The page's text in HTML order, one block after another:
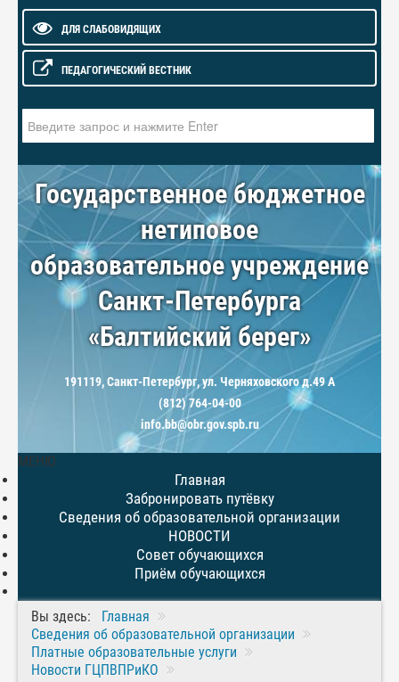
ДЛЯ СЛАБОВИДЯЩИХ
ПЕДАГОГИЧЕСКИЙ ВЕСТНИК
Государственное бюджетное
нетиповое
образовательное учреждение
Санкт-Петербурга
«Балтийский берег»
191119, Санкт-Петербург, ул. Черняховского д.49 А
(812) 764-04-00
info.bb@obr.gov.spb.ru
МЕНЮ
Главная
Забронировать путёвку
Сведения об образовательной организации
НОВОСТИ
Совет обучающихся
Приём обучающихся
Вы здесь:
Главная
Сведения об образовательной организации
Платные образовательные услуги
Новости ГЦПВПРиКО